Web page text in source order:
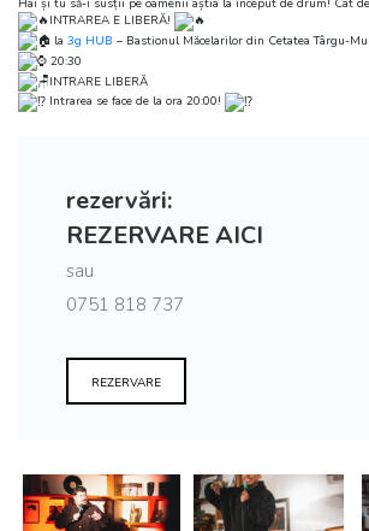
Hai și tu să-i susții pe oamenii aștia la început de drum! Cât de
INTRAREA E LIBERĂ!
la 3g HUB – Bastionul Măcelarilor din Cetatea Târgu-
20:30
INTRARE LIBERĂ
Intrarea se face de la ora 20:00!
rezervări:
REZERVARE AICI
sau
0751 818 737
REZERVARE